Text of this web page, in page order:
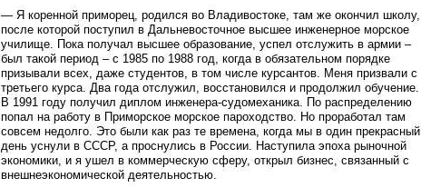
— Я коренной приморец, родился во Владивостоке, там же окончил школу,
после которой поступил в Дальневосточное высшее инженерное морское
училище. Пока получал высшее образование, успел отслужить в армии –
был такой период – с 1985 по 1988 год, когда в обязательном порядке
призывали всех, даже студентов, в том числе курсантов. Меня призвали с
третьего курса. Два года отслужил, восстановился и продолжил обучение.
В 1991 году получил диплом инженера-судомеханика. По распределению
попал на работу в Приморское морское пароходство. Но проработал там
совсем недолго. Это были как раз те времена, когда мы в один прекрасный
день уснули в СССР, а проснулись в России. Наступила эпоха рыночной
экономики, и я ушел в коммерческую сферу, открыл бизнес, связанный с
внешнеэкономической деятельностью.